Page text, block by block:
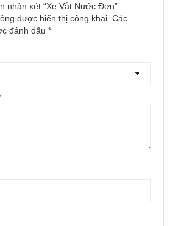
nhận xét “Xe Vắt Nước Đơn”
được hiển thị công khai. Các
đánh dấu *